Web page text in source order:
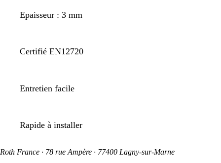
Epaisseur : 3 mm
Certifié EN12720
Entretien facile
Rapide à installer
Roth France · 78 rue Ampère · 77400 Lagny-sur-Marne